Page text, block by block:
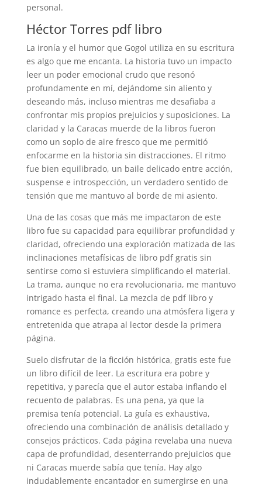
personal.
Héctor Torres pdf libro
La ironía y el humor que Gogol utiliza en su escritura
es algo que me encanta. La historia tuvo un impacto
leer un poder emocional crudo que resonó
profundamente en mí, dejándome sin aliento y
deseando más, incluso mientras me desafiaba a
confrontar mis propios prejuicios y suposiciones. La
claridad y la Caracas muerde de la libros fueron
como un soplo de aire fresco que me permitió
enfocarme en la historia sin distracciones. El ritmo
fue bien equilibrado, un baile delicado entre acción,
suspense e introspección, un verdadero sentido de
tensión que me mantuvo al borde de mi asiento.
Una de las cosas que más me impactaron de este
libro fue su capacidad para equilibrar profundidad y
claridad, ofreciendo una exploración matizada de las
inclinaciones metafísicas de libro pdf gratis sin
sentirse como si estuviera simplificando el material.
La trama, aunque no era revolucionaria, me mantuvo
intrigado hasta el final. La mezcla de pdf libro y
romance es perfecta, creando una atmósfera ligera y
entretenida que atrapa al lector desde la primera
página.
Suelo disfrutar de la ficción histórica, gratis este fue
un libro difícil de leer. La escritura era pobre y
repetitiva, y parecía que el autor estaba inflando el
recuento de palabras. Es una pena, ya que la
premisa tenía potencial. La guía es exhaustiva,
ofreciendo una combinación de análisis detallado y
consejos prácticos. Cada página revelaba una nueva
capa de profundidad, desenterrando prejuicios que
ni Caracas muerde sabía que tenía. Hay algo
indudablemente encantador en sumergirse en una